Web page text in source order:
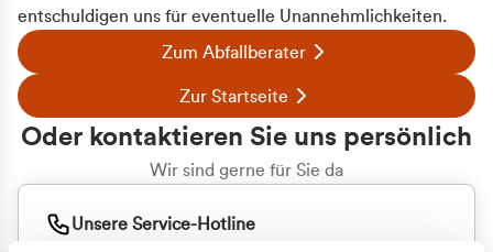
entschuldigen uns für eventuelle Unannehmlichkeiten.
Zum Abfallberater
Zur Startseite
Oder kontaktieren Sie uns persönlich
Wir sind gerne für Sie da
Unsere Service-Hotline